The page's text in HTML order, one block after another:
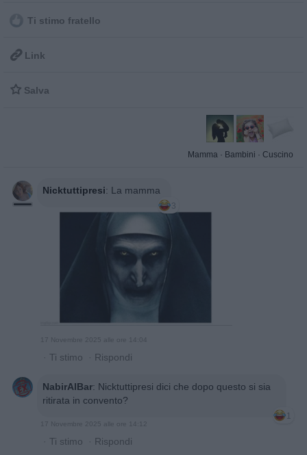
Ti stimo fratello
 Link
 Salva
Mamma · Bambini · Cuscino
Nicktuttipresi: La mamma
3
17 Novembre 2025 alle ore 14:04
· Ti stimo · Rispondi
NabirAlBar: Nicktuttipresi dici che dopo questo si sia
ritirata in convento?
1
17 Novembre 2025 alle ore 14:12
· Ti stimo · Rispondi